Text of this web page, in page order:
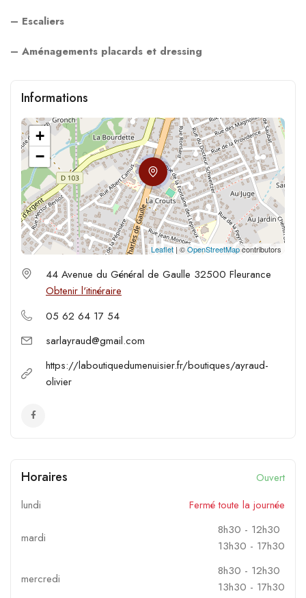
– Escaliers
– Aménagements placards et dressing
Informations
+
−
Leaflet | ©OpenStreetMapcontributors
44 Avenue du Général de Gaulle 32500 Fleurance
Obtenir l'itinéraire
05 62 64 17 54
sarlayraud@gmail.com
https://laboutiquedumenuisier.fr/boutiques/ayraud-
olivier
Horaires
Ouvert
lundi
Fermé toute la journée
mardi
8h30 - 12h30
13h30 - 17h30
mercredi
8h30 - 12h30
13h30 - 17h30